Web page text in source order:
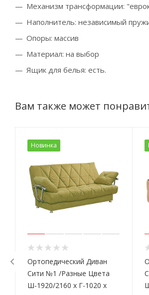
Механизм трансформации:
Наполнитель: независимый
Опоры: массив
Материал: на выбор
Ящик для белья: есть.
Вам также может
Новинка
Ортопедический Диван
Сити №1 /Разные Цвета
Ш-1920/2160 х Г-1020 х